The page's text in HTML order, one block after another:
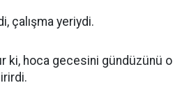
çalışma yeriydi.
ki, hoca gecesini gündüzünü o